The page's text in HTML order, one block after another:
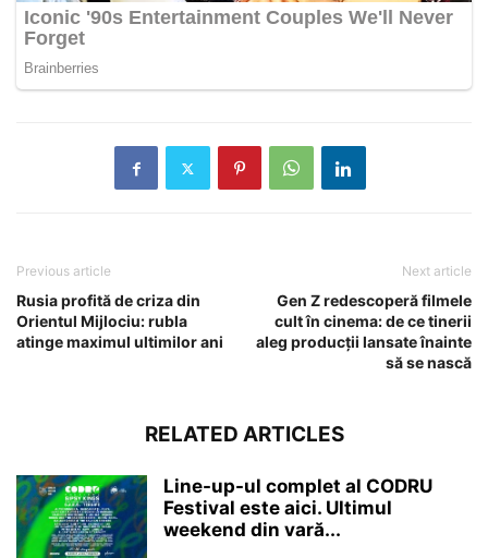
Previous article
Rusia profită de criza din
Orientul Mijlociu: rubla
atinge maximul ultimilor ani
Next article
Gen Z redescoperă filmele
cult în cinema: de ce tinerii
aleg producții lansate înainte
să se nască
RELATED ARTICLES
Line-up-ul complet al CODRU
Festival este aici. Ultimul
weekend din vară...